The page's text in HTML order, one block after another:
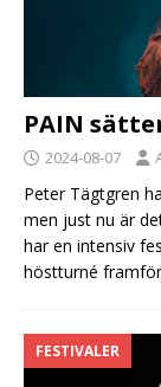
PAIN
2024-08-07
Peter Tägtgren
men just nu är
har en intensiv
höstturné
FESTIVALER